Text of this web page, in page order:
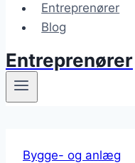
Entreprenører
Blog
Entreprenører
Bygge- og anlæg